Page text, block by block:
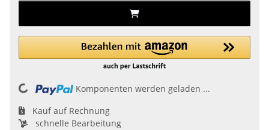
Komponenten werden geladen ...
Kauf auf Rechnung
schnelle Bearbeitung